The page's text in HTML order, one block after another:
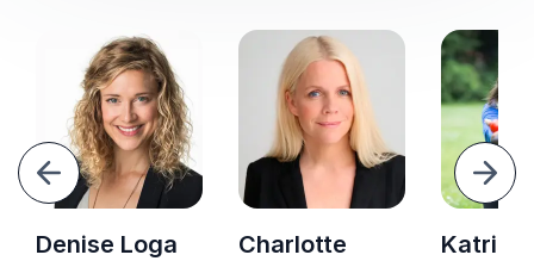
Denise Loga
Charlotte
Katrin